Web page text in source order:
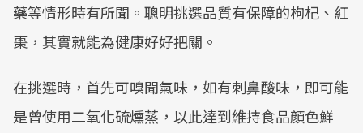
藥等情形時有所聞。聰明挑選品質有保障的枸杞、紅
棗，其實就能為健康好好把關。
在挑選時，首先可嗅聞氣味，如有刺鼻酸味，即可能
是曾使用二氧化硫燻蒸，以此達到維持食品顏色鮮